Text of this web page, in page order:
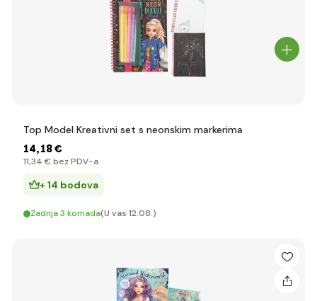
Top Model Kreativni set s neonskim markerima
14,18 €
11,34 € bez PDV-a
+ 14 bodova
Zadnja 3 komada(U vas 12.08.)